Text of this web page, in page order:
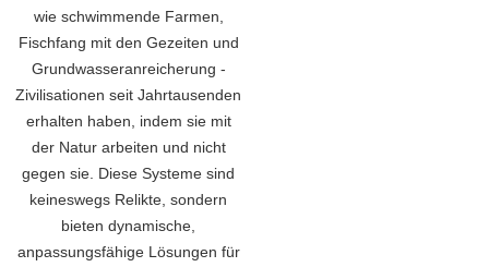
wie schwimmende Farmen,
Fischfang mit den Gezeiten und
Grundwasseranreicherung -
Zivilisationen seit Jahrtausenden
erhalten haben, indem sie mit
der Natur arbeiten und nicht
gegen sie. Diese Systeme sind
keineswegs Relikte, sondern
bieten dynamische,
anpassungsfähige Lösungen für